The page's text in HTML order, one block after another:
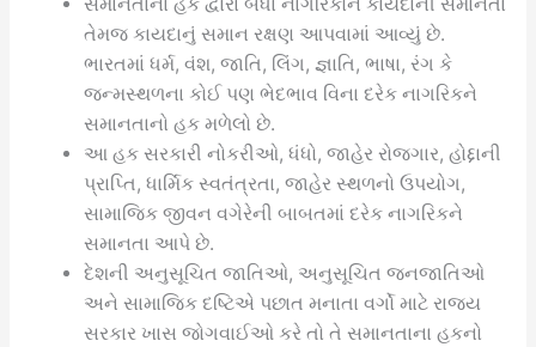
સમાનતાના હક દ્વારા બધા નાગરિકોને કાયદાની સમાનતા
તેમજ કાયદાનું સમાન રક્ષણ આપવામાં આવ્યું છે.
ભારતમાં ધર્મ, વંશ, જાતિ, લિંગ, જ્ઞાતિ, ભાષા, રંગ કે
જન્મસ્થળના કોઈ પણ ભેદભાવ વિના દરેક નાગરિકને
સમાનતાનો હક મળેલો છે.
આ હક સરકારી નોકરીઓ, ધંધો, જાહેર રોજગાર, હોદ્દાની
પ્રાપ્તિ, ધાર્મિક સ્વતંત્રતા, જાહેર સ્થળનો ઉપયોગ,
સામાજિક જીવન વગેરેની બાબતમાં દરેક નાગરિકને
સમાનતા આપે છે.
દેશની અનુસૂચિત જાતિઓ, અનુસૂચિત જનજાતિઓ
અને સામાજિક દષ્ટિએ પછાત મનાતા વર્ગો માટે રાજ્ય
સરકાર ખાસ જોગવાઈઓ કરે તો તે સમાનતાના હકનો